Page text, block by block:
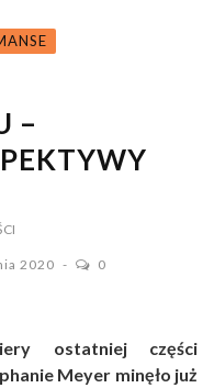
–
2020 0
ostatniej części
Meyer minęło już